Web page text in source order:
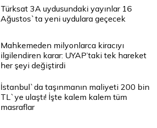
Türksat 3A uydusundaki yayınlar 16
Ağustos`ta yeni uydulara geçecek
Mahkemeden milyonlarca kiracıyı
ilgilendiren karar: UYAP’taki tek hareket
her şeyi değiştirdi
İstanbul`da taşınmanın maliyeti 200 bin
TL`ye ulaştı! İşte kalem kalem tüm
masraflar